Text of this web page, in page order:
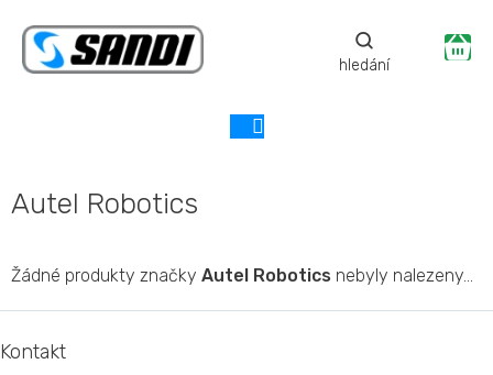
obsah
Autel Robotics
Žádné produkty značky Autel Robotics nebyly nalezeny...
á
Kontakt